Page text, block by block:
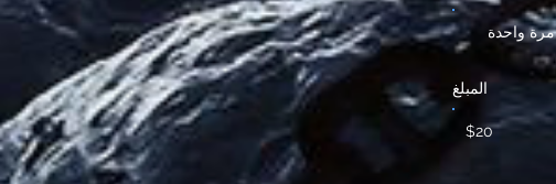
مرة واحدة
المبلغ
$20